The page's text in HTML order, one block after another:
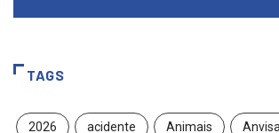
TAGS
2026 acidente Animais Anvisa